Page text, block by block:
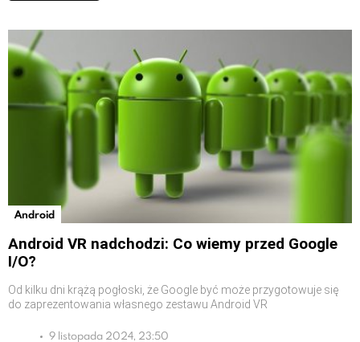
Android
Android VR nadchodzi: Co wiemy przed Google
I/O?
Od kilku dni krążą pogłoski, że Google być może przygotowuje się
do zaprezentowania własnego zestawu Android VR
9 listopada 2024, 23:50